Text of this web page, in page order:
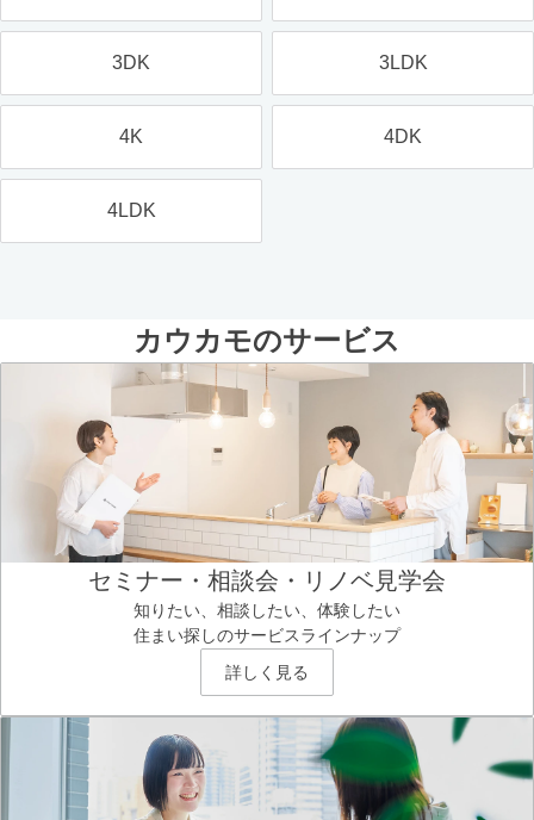
3DK 3LDK
4K 4DK
4LDK
カウカモのサービス
セミナー・相談会・リノベ見学会
知りたい、相談したい、体験したい
住まい探しのサービスラインナップ
詳しく見る